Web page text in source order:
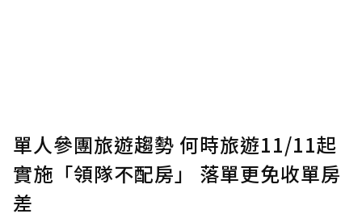
單人參團旅遊趨勢 何時旅遊11/11起
實施「領隊不配房」 落單更免收單房
差